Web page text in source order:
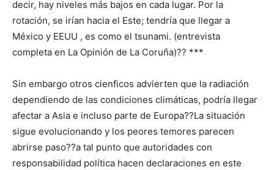
decir, hay niveles más bajos en cada lugar. Por la
rotación, se irían hacia el Este; tendría que llegar a
México y EEUU , es como el tsunami. (entrevista
completa en La Opinión de La Coruña)?? ***
Sin embargo otros cienficos advierten que la radiación
dependiendo de las condiciones climáticas, podría llegar
afectar a Asia e incluso parte de Europa??La situación
sigue evolucionando y los peores temores parecen
abrirse paso??a tal punto que autoridades con
responsabilidad política hacen declaraciones en este